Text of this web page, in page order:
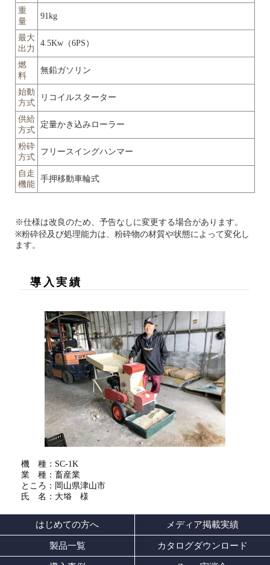
重
量
91kg
最大
出力
4.5Kw（6PS）
燃
料
無鉛ガソリン
始動
方式
リコイルスターター
供給
方式
定量かき込みローラー
粉砕
方式
フリースイングハンマー
自走
機能
手押移動車輪式
※仕様は改良のため、予告なしに変更する場合があります。
※粉砕径及び処理能力は、粉砕物の材質や状態によって変化し
ます。
導入実績
機 種： SC-1K
業 種： 畜産業
ところ： 岡山県津山市
氏 名： 大﨏 様
はじめての方へ メディア掲載実績
製品一覧 カタログダウンロード